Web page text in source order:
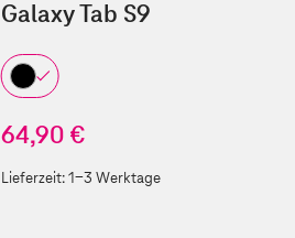
Galaxy Tab S9
64,90 €
Lieferzeit:1-3 Werktage